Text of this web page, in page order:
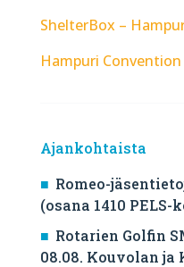
ShelterBox –
Hampuri Convention
Ajankohtaista
Romeo-
(osana 1410
Rotarien Golfin
08.08. Kouvolan ja